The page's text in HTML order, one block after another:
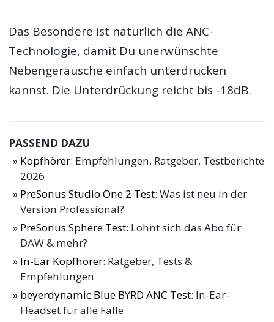
Das Besondere ist natürlich die ANC-
Technologie, damit Du unerwünschte
Nebengeräusche einfach unterdrücken
kannst. Die Unterdrückung reicht bis -18dB.
PASSEND DAZU
Kopfhörer: Empfehlungen, Ratgeber, Testberichte
2026
PreSonus Studio One 2 Test: Was ist neu in der
Version Professional?
PreSonus Sphere Test: Lohnt sich das Abo für
DAW & mehr?
In-Ear Kopfhörer: Ratgeber, Tests &
Empfehlungen
beyerdynamic Blue BYRD ANC Test: In-Ear-
Headset für alle Fälle